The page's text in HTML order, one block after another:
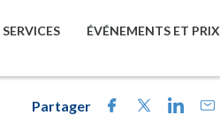
SERVICES ÉVÉNEMENTS ET PRIX
Partager